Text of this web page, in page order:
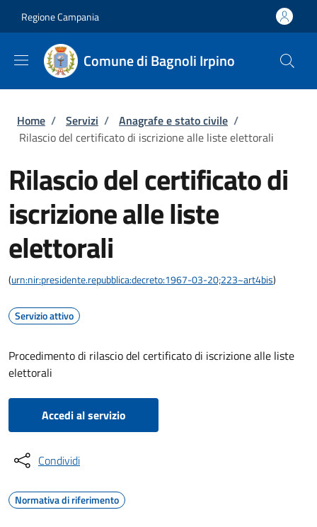
Regione Campania
Comune di Bagnoli Irpino
Briciole di pane
Home / Servizi / Anagrafe e stato civile /
Rilascio del certificato di iscrizione alle liste elettorali
Rilascio del certificato di
iscrizione alle liste
elettorali
(urn:nir:presidente.repubblica:decreto:1967-03-20;223~art4bis)
Servizio attivo
Procedimento di rilascio del certificato di iscrizione alle liste
elettorali
Accedi al servizio
Condividi
Normativa di riferimento